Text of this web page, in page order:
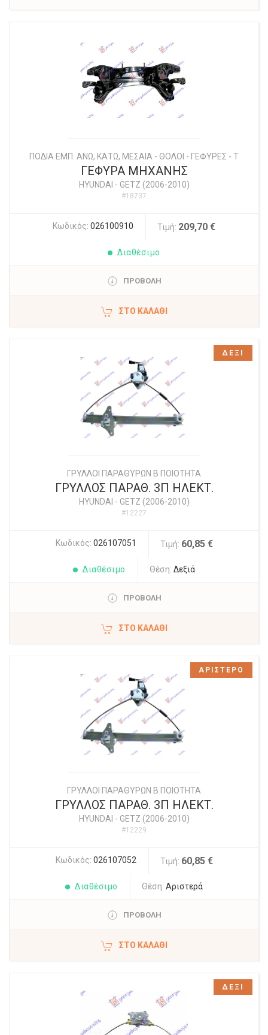
ΠΟΔΙΑ ΕΜΠ. ΑΝΩ, ΚΑΤΩ, ΜΕΣΑΙΑ - ΘΟΛΟΙ - ΓΕΦΥΡΕΣ - Τ
ΓΕΦΥΡΑ ΜΗΧΑΝΗΣ
HYUNDAI - GETZ (2006-2010)
#18737
Κωδικός: 026100910 Τιμή: 209,70 €
Διαθέσιμο
ΠΡΟΒΟΛΗ
ΣΤΟ ΚΑΛΆΘΙ
ΓΡΥΛΛΟΙ ΠΑΡΑΘΥΡΩΝ Β ΠΟΙΟΤΗΤΑ
ΓΡΥΛΛΟΣ ΠΑΡΑΘ. 3Π ΗΛΕΚΤ.
HYUNDAI - GETZ (2006-2010)
#12227
Κωδικός: 026107051 Τιμή: 60,85 €
Διαθέσιμο Θέση: Δεξιά
ΠΡΟΒΟΛΗ
ΣΤΟ ΚΑΛΆΘΙ
ΔΕΞΙ
ΓΡΥΛΛΟΙ ΠΑΡΑΘΥΡΩΝ Β ΠΟΙΟΤΗΤΑ
ΓΡΥΛΛΟΣ ΠΑΡΑΘ. 3Π ΗΛΕΚΤ.
HYUNDAI - GETZ (2006-2010)
#12229
Κωδικός: 026107052 Τιμή: 60,85 €
Διαθέσιμο Θέση: Αριστερά
ΠΡΟΒΟΛΗ
ΣΤΟ ΚΑΛΆΘΙ
ΑΡΙΣΤΕΡΟ
ΔΕΞΙ